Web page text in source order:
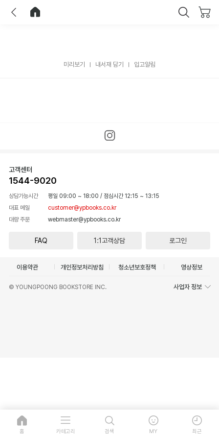
미리보기 내서재 담기 입고알림
고객센터
1544-9020
상담가능시간 평일 09:00 ~ 18:00 / 점심시간 12:15 ~ 13:15
대표 메일
customer@ypbooks.co.kr
대량 주문
webmaster@ypbooks.co.kr
FAQ 1:1고객상담 로그인
이용약관 개인정보처리방침 청소년보호정책 영상정보
© YOUNGPOONG BOOKSTORE INC. 사업자 정보
홈 카테고리 검색 MY 최근